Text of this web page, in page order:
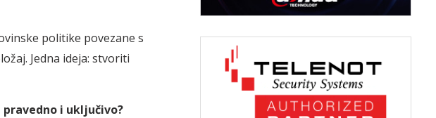
politike povezane s
Jedna ideja: stvoriti
i uključivo?